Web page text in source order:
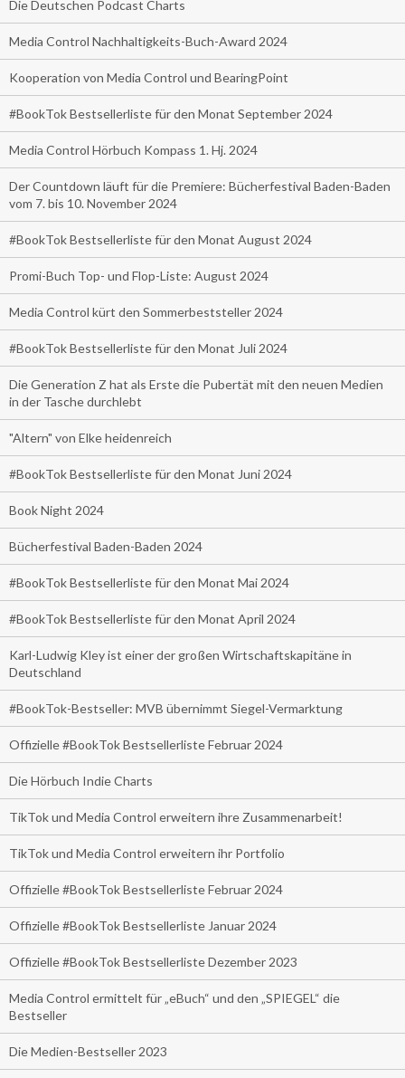
Die Deutschen Podcast Charts
Media Control Nachhaltigkeits-Buch-Award 2024
Kooperation von Media Control und BearingPoint
#BookTok Bestsellerliste für den Monat September 2024
Media Control Hörbuch Kompass 1. Hj. 2024
Der Countdown läuft für die Premiere: Bücherfestival Baden-Baden
vom 7. bis 10. November 2024
#BookTok Bestsellerliste für den Monat August 2024
Promi-Buch Top- und Flop-Liste: August 2024
Media Control kürt den Sommerbeststeller 2024
#BookTok Bestsellerliste für den Monat Juli 2024
Die Generation Z hat als Erste die Pubertät mit den neuen Medien
in der Tasche durchlebt
"Altern" von Elke heidenreich
#BookTok Bestsellerliste für den Monat Juni 2024
Book Night 2024
Bücherfestival Baden-Baden 2024
#BookTok Bestsellerliste für den Monat Mai 2024
#BookTok Bestsellerliste für den Monat April 2024
Karl-Ludwig Kley ist einer der großen Wirtschaftskapitäne in
Deutschland
#BookTok-Bestseller: MVB übernimmt Siegel-Vermarktung
Offizielle #BookTok Bestsellerliste Februar 2024
Die Hörbuch Indie Charts
TikTok und Media Control erweitern ihre Zusammenarbeit!
TikTok und Media Control erweitern ihr Portfolio
Offizielle #BookTok Bestsellerliste Februar 2024
Offizielle #BookTok Bestsellerliste Januar 2024
Offizielle #BookTok Bestsellerliste Dezember 2023
Media Control ermittelt für „eBuch“ und den „SPIEGEL“ die
Bestseller
Die Medien-Bestseller 2023